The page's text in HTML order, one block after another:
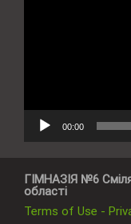
00:00
ГІМНАЗІЯ №6
області
Terms of Use -